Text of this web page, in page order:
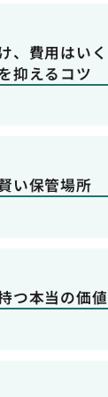
、費用はい
抑えるコツ
い保管場所
つ本当の価値